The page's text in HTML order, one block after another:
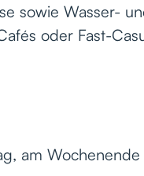
sowie Wasser-
oder Fast-
am